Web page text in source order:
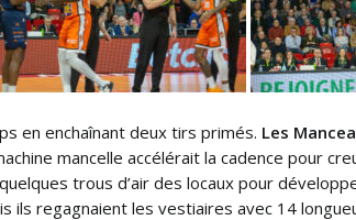
en enchaînant deux tirs primés. Les
mancelle accélérait la cadence pour
trous d’air des locaux pour
regagnaient les vestiaires avec 14